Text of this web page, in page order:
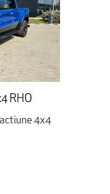
RHO
4x4